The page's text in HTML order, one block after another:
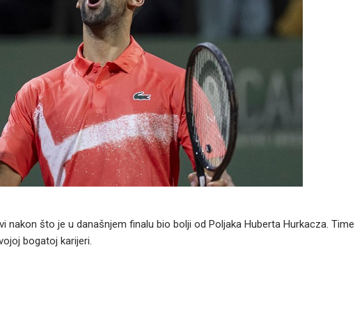
nakon što je u današnjem finalu bio bolji od Poljaka Huberta Hurkacza. Time
bogatoj karijeri.